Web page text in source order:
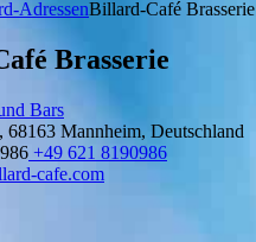
AdressenBillard-Café Brasserie
Brasserie
Bars
68163 Mannheim, Deutschland
+49 621 8190986
cafe.com